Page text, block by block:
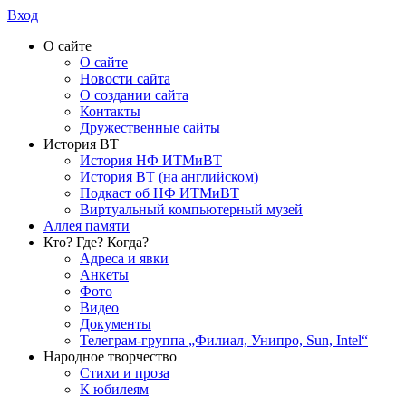
Вход
О сайте
О сайте
Новости сайта
О создании сайта
Контакты
Дружественные сайты
История ВТ
История НФ ИТМиВТ
История ВТ (на английском)
Подкаст об НФ ИТМиВТ
Виртуальный компьютерный музей
Аллея памяти
Кто? Где? Когда?
Адреса и явки
Анкеты
Фото
Видео
Документы
Телеграм-группа „Филиал, Унипро, Sun, Intel“
Народное творчество
Стихи и проза
К юбилеям